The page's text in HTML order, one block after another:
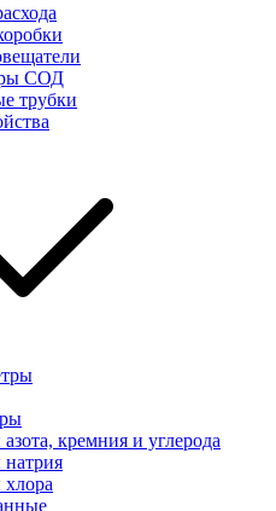
СОД
трубки
кремния и углерода